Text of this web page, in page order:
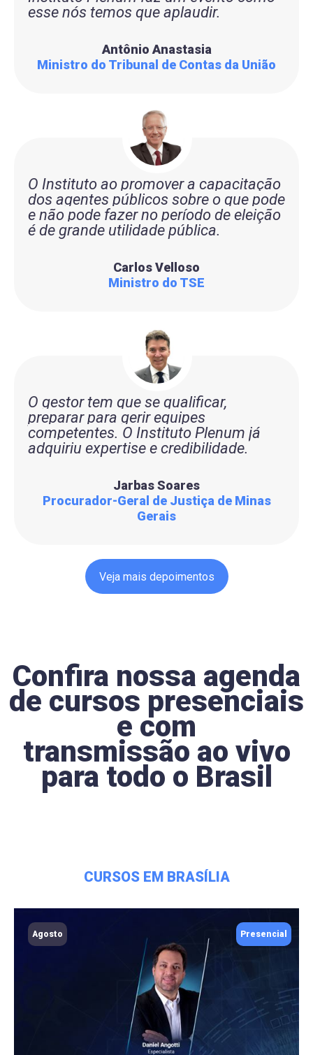
esse nós temos que aplaudir.
Antônio Anastasia
Ministro do Tribunal de Contas da União
O Instituto ao promover a capacitação
dos agentes públicos sobre o que pode
e não pode fazer no período de eleição
é de grande utilidade pública.
Carlos Velloso
Ministro do TSE
O gestor tem que se qualificar,
preparar para gerir equipes
competentes. O Instituto Plenum já
adquiriu expertise e credibilidade.
Jarbas Soares
Procurador-Geral de Justiça de Minas
Gerais
Veja mais depoimentos
Confira nossa agenda
de cursos presenciais
e com
transmissão ao vivo
para todo o Brasil
CURSOS EM BRASÍLIA
Agosto Presencial